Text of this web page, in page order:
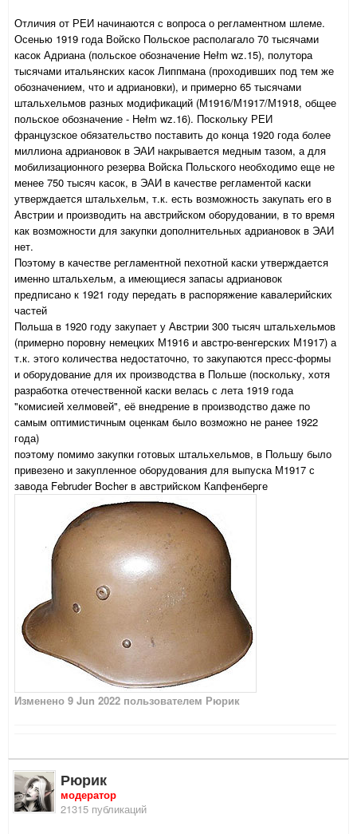
Отличия от РЕИ начинаются с вопроса о регламентном шлеме.
Осенью 1919 года Войско Польское располагало 70 тысячами
касок Адриана (польское обозначение Hełm wz.15), полутора
тысячами итальянских касок Липпмана (проходивших под тем же
обозначением, что и адриановки), и примерно 65 тысячами
штальхельмов разных модификаций (М1916/М1917/М1918, общее
польское обозначение - Hełm wz.16). Поскольку РЕИ
французское обязательство поставить до конца 1920 года более
миллиона адриановок в ЭАИ накрывается медным тазом, а для
мобилизационного резерва Войска Польского необходимо еще не
менее 750 тысяч касок, в ЭАИ в качестве регламентой каски
утверждается штальхельм, т.к. есть возможность закупать его в
Австрии и производить на австрийском оборудовании, в то время
как возможности для закупки дополнительных адриановок в ЭАИ
нет.
Поэтому в качестве регламентной пехотной каски утверждается
именно штальхельм, а имеющиеся запасы адриановок
предписано к 1921 году передать в распоряжение кавалерийских
частей
Польша в 1920 году закупает у Австрии 300 тысяч штальхельмов
(примерно поровну немецких М1916 и австро-венгерских М1917) а
т.к. этого количества недостаточно, то закупаются пресс-формы
и оборудование для их производства в Польше (поскольку, хотя
разработка отечественной каски велась с лета 1919 года
"комисией хелмовей", её внедрение в производство даже по
самым оптимистичным оценкам было возможно не ранее 1922
года)
поэтому помимо закупки готовых штальхельмов, в Польшу было
привезено и закупленное оборудования для выпуска М1917 с
завода Februder Bocher в австрийском Капфенберге
Изменено 9 Jun 2022 пользователем Рюрик
Рюрик
модератор
21315 публикаций